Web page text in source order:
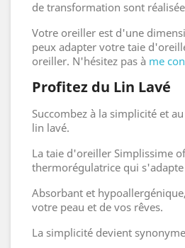
de transformation sont
Votre oreiller est d'une
peux adapter votre taie
oreiller. N'hésitez pas à me
Profitez du Lin Lavé
Succombez à la simplicité et
lin lavé.
La taie d'oreiller Simplissime
thermorégulatrice qui s'adapte
Absorbant et
votre peau et de vos rêves.
La simplicité devient